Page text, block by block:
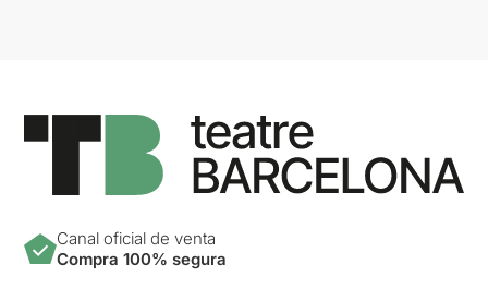
Canal oficial de venta
Compra 100% segura